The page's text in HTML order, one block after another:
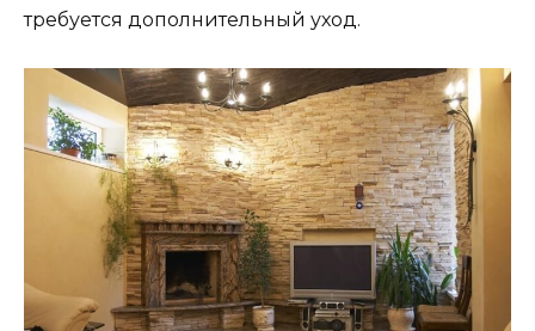
требуется дополнительный уход.